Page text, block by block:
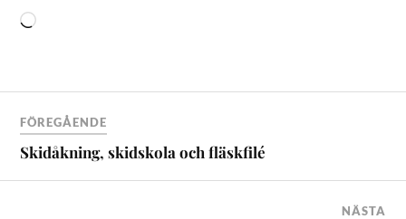
FÖREGÅENDE
Skidåkning, skidskola och fläskfilé
NÄSTA